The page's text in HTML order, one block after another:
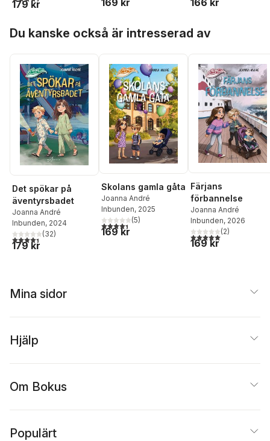
179 kr
Du kanske också är intresserad av
Det spökar på
äventyrsbadet
Joanna André
Inbunden, 2024
4,4utav 5 stjärnor. Totalt antal röster:
(32)
179 kr
Skolans gamla gåta
Joanna André
Inbunden, 2025
4,4utav 5 stjärnor. Totalt antal röster:
(5)
169 kr
Färjans
förbannelse
Joanna André
Inbunden, 2026
5,0utav 5 stjärnor.
(2)
169 kr
Mina sidor
Hjälp
Om Bokus
Populärt